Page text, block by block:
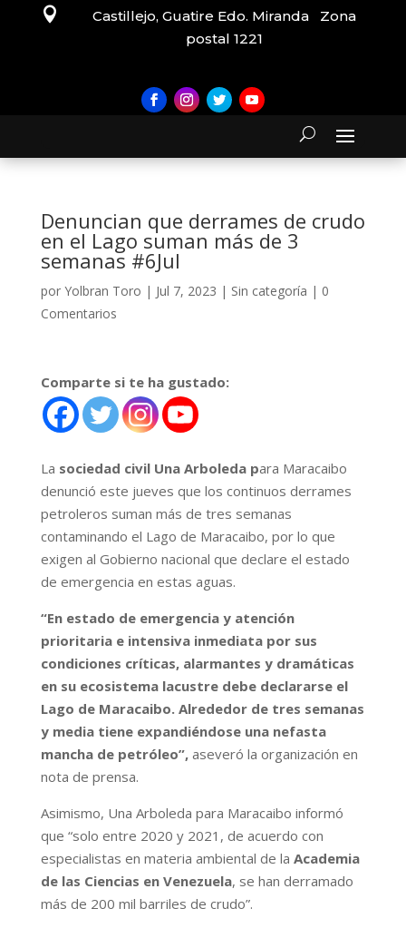

Castillejo, Guatire Edo. Miranda Zona
postal 1221
Denuncian que derrames de crudo
en el Lago suman más de 3
semanas #6Jul
por Yolbran Toro | Jul 7, 2023 | Sin categoría | 0
Comentarios
Comparte si te ha gustado:
La sociedad civil Una Arboleda para Maracaibo
denunció este jueves que los continuos derrames
petroleros suman más de tres semanas
contaminando el Lago de Maracaibo, por lo que
exigen al Gobierno nacional que declare el estado
de emergencia en estas aguas.
“En estado de emergencia y atención
prioritaria e intensiva inmediata por sus
condiciones críticas, alarmantes y dramáticas
en su ecosistema lacustre debe declararse el
Lago de Maracaibo. Alrededor de tres semanas
y media tiene expandiéndose una nefasta
mancha de petróleo”,aseveró la organización en
nota de prensa.
Asimismo, Una Arboleda para Maracaibo informó
que “solo entre 2020 y 2021, de acuerdo con
especialistas en materia ambiental de la Academia
de las Ciencias en Venezuela, se han derramado
más de 200 mil barriles de crudo”.